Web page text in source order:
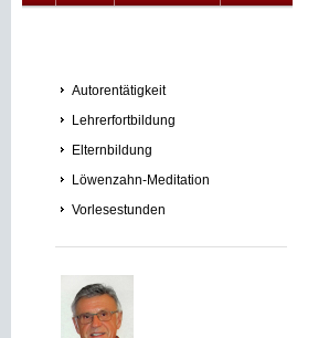
Autorentätigkeit
Lehrerfortbildung
Elternbildung
Löwenzahn-Meditation
Vorlesestunden